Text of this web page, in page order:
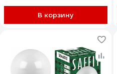
В корзину